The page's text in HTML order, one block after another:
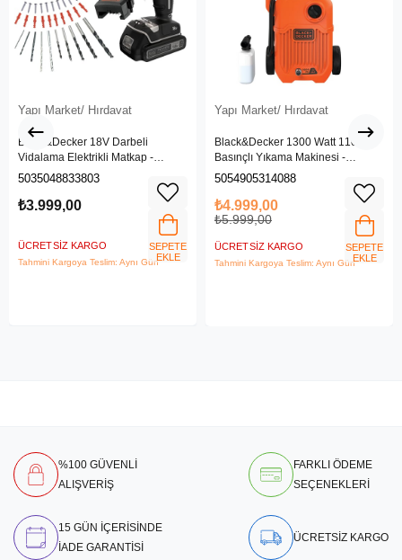
Yapı Market/ Hırdavat
Black&Decker 18V Darbeli
Vidalama Elektrikli Matkap -
BDCHD18SC1K-QW
5035048833803
₺3.999,00
ÜCRETSIZ KARGO
Tahmini Kargoya Teslim: Aynı Gün
SEPETE
EKLE
Yapı Market/ Hırdavat
Black&Decker 1300 Watt 110 Bar
Basınçlı Yıkama Makinesi -
(BEPW1300L-QS)
5054905314088
₺4.999,00
₺5.999,00
ÜCRETSIZ KARGO
Tahmini Kargoya Teslim: Aynı Gün
SEPETE
EKLE
%100 GÜVENLİ
ALIŞVERİŞ
FARKLI ÖDEME
SEÇENEKLERİ
15 GÜN İÇERİSİNDE
İADE GARANTİSİ
ÜCRETSİZ KARGO